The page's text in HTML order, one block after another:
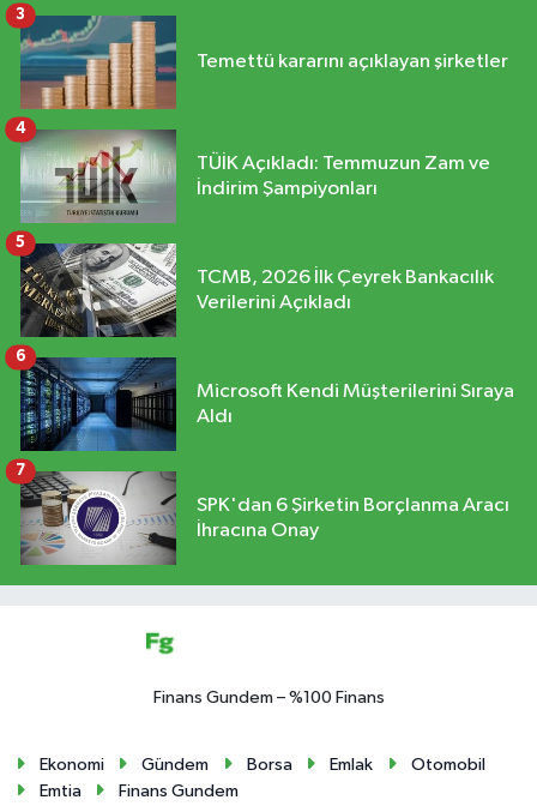
Temettü kararını açıklayan şirketler
3
TÜİK Açıkladı: Temmuzun Zam ve
İndirim Şampiyonları
4
TCMB, 2026 İlk Çeyrek Bankacılık
Verilerini Açıkladı
5
Microsoft Kendi Müşterilerini Sıraya
Aldı
6
SPK'dan 6 Şirketin Borçlanma Aracı
İhracına Onay
7
Finans Gundem – %100 Finans
Ekonomi Gündem Borsa Emlak
Otomobil
Emtia
Finans Gundem